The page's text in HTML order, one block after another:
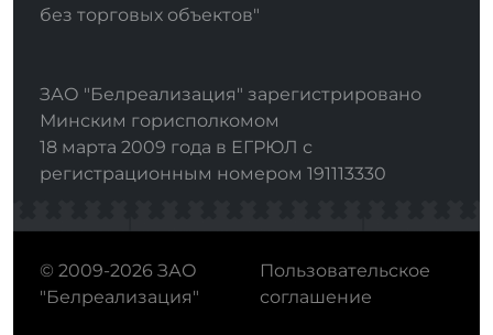
без торговых объектов"
ЗАО "Белреализация" зарегистрировано
Минским горисполкомом
18 марта 2009 года в ЕГРЮЛ с
регистрационным номером 191113330
© 2009-2026 ЗАО
"Белреализация"
Пользовательское
соглашение